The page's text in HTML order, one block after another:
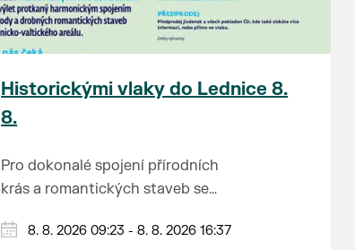
Historickými vlaky do Lednice 8.
8.
Pro dokonalé spojení přírodních
krás a romantických staveb se
přezdívá Zahrada Evropy. Na výlet
Od 1. května do 28. září vás o
8. 8. 2026 09:23 - 8. 8. 2026 16:37